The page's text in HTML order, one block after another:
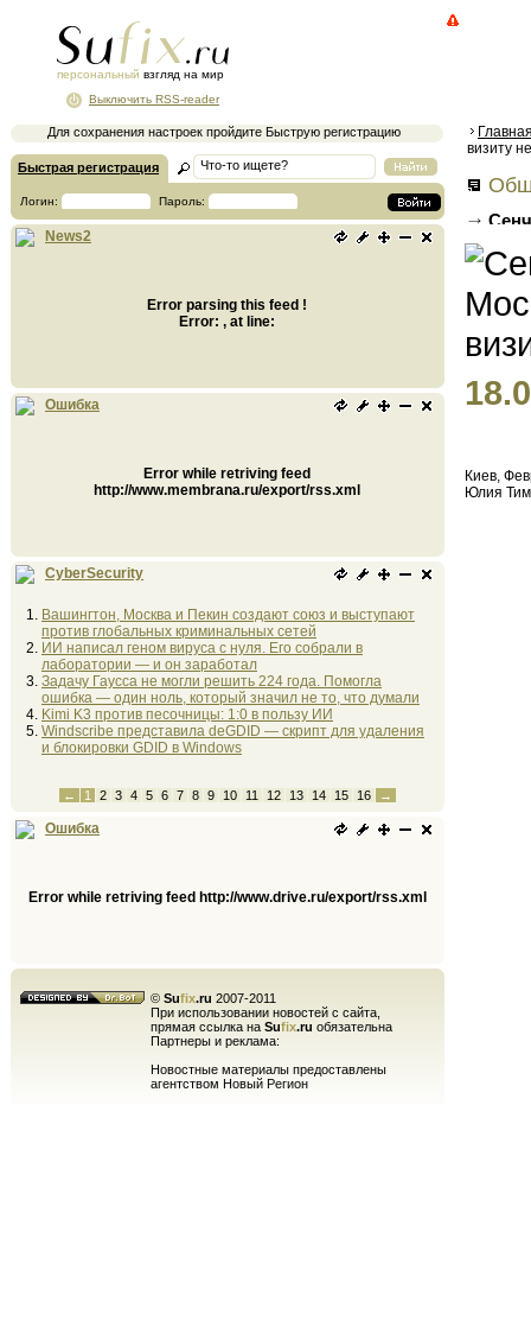
персональный взгляд на мир
Для сохранения настроек пройдите Быструю регистрацию
Выключить RSS-reader
Быстрая регистрация
Логин: Пароль:
News2
Error parsing this feed !
Error: , at line:
Ошибка
Error while retriving feed
http://www.membrana.ru/export/rss.xml
CyberSecurity
Вашингтон, Москва и Пекин создают союз и выступают
против глобальных криминальных сетей
ИИ написал геном вируса с нуля. Его собрали в
лаборатории — и он заработал
Задачу Гаусса не могли решить 224 года. Помогла
ошибка — один ноль, который значил не то, что думали
Kimi K3 против песочницы: 1:0 в пользу ИИ
Windscribe представила deGDID — скрипт для удаления
и блокировки GDID в Windows
← 1 2 3 4 5 6 7 8 9 10 11 12 13 14 15 16 →
Ошибка
Error while retriving feed http://www.drive.ru/export/rss.xml
© Sufix.ru 2007-2011
При использовании новостей с сайта,
прямая ссылка на Sufix.ru обязательна
Партнеры и реклама:
Новостные материалы предоставлены
агентством Новый Регион
визиту
визиту
Киев,
Юлия